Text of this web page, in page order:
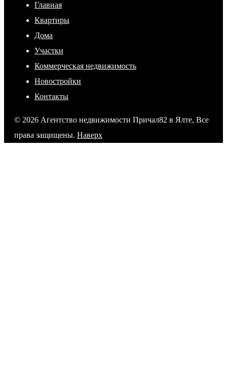
Главная
Квартиры
Дома
Участки
Коммерческая недвижимость
Новостройки
Контакты
© 2026 Агентство недвижимости Причал82 в Ялте, Все
права защищены. Наверх